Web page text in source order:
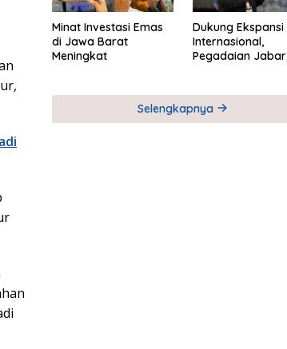
Minat Investasi Emas
di Jawa Barat
Meningkat
Dukung Ekspansi
Internasional,
Pegadaian Jabar
Pegadaian Timor
Leste
Selengkapnya